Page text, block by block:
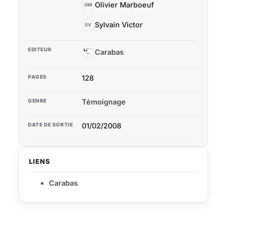
OM Olivier Marboeuf
SV Sylvain Victor
EDITEUR C Carabas
PAGES 128
GENRE Témoignage
DATE DE SORTIE 01/02/2008
LIENS
Carabas